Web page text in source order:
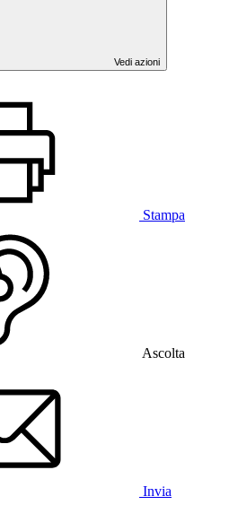
Vedi azioni
Stampa
Ascolta
Invia